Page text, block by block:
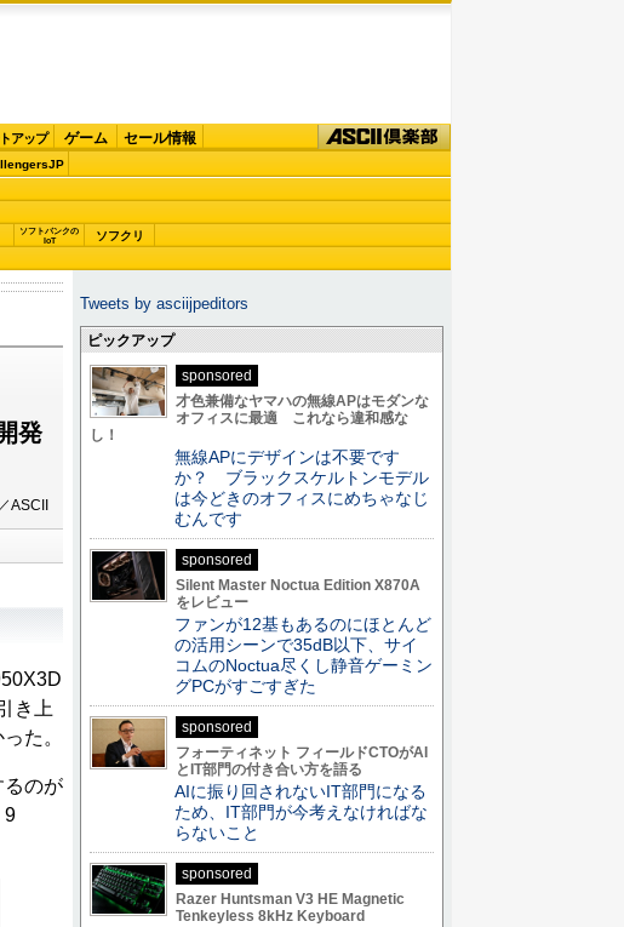
アップ ゲーム セール情報
ソフトバンクの
IoT
ソフクリ
発
ASCII
き上
た。
のが
9
Tweets by asciijpeditors
ピックアップ
sponsored
才色兼備なヤマハの無線APはモダンな
オフィスに最適 これなら違和感な
し！
無線APにデザインは不要です
か？ ブラックスケルトンモデル
は今どきのオフィスにめちゃなじ
むんです
sponsored
Silent Master Noctua Edition X870A
をレビュー
ファンが12基もあるのにほとんど
の活用シーンで35dB以下、サイ
コムのNoctua尽くし静音ゲーミン
グPCがすごすぎた
sponsored
フォーティネット フィールドCTOがAI
とIT部門の付き合い方を語る
AIに振り回されないIT部門になる
ため、IT部門が今考えなければな
らないこと
sponsored
Razer Huntsman V3 HE Magnetic
Tenkeyless 8kHz Keyboard